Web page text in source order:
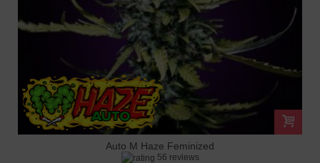
Auto M Haze Feminized
56 reviews